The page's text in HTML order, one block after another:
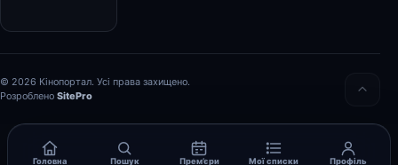
Головна Пошук Прем’єри Мої списки Профіль
© 2026 Кінопортал. Усі права захищено.
Розроблено SitePro